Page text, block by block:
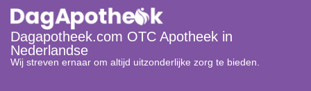
Dagapotheek.com OTC Apotheek in
Nederlandse
Wij streven ernaar om altijd uitzonderlijke zorg te bieden.